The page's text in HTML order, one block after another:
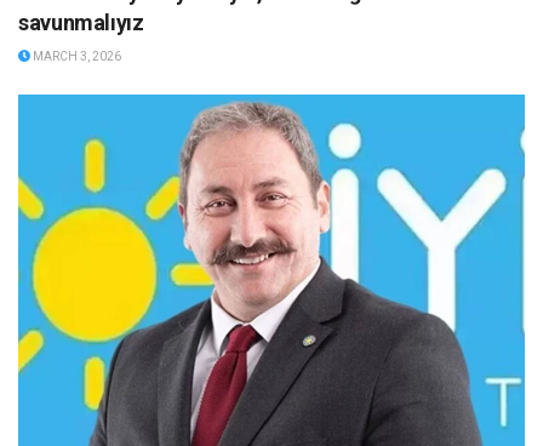
savunmalıyız
MARCH 3, 2026